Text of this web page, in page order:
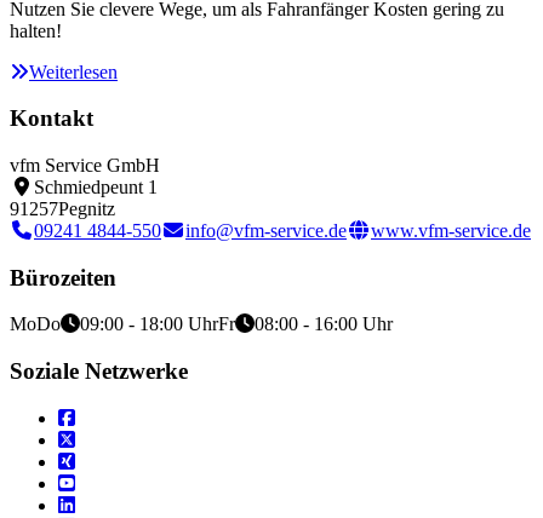
Nutzen Sie clevere Wege, um als Fahranfänger Kosten gering zu
halten!
Weiterlesen
Kontakt
vfm Service GmbH
Schmiedpeunt 1
91257Pegnitz
09241 4844-550
info@vfm-service.de www.vfm-service.de
Bürozeiten
MoDo 09:00 - 18:00 UhrFr 08:00 - 16:00 Uhr
Soziale Netzwerke